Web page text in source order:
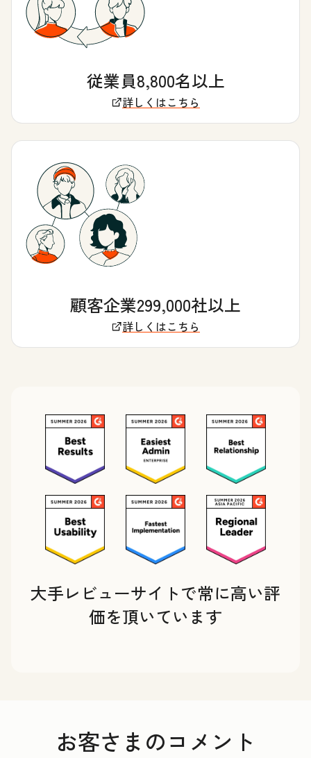
従業員8,800名以上
詳しくはこちら
顧客企業299,000社以上
詳しくはこちら
大手レビューサイトで常に高い評
価を頂いています
お客さまのコメント